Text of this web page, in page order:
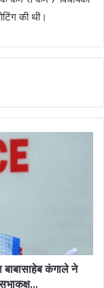
की थी।
बाबासाहेब कंगाले ने